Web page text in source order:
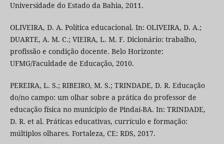
Universidade do Estado da Bahia, 2011.
OLIVEIRA, D. A. Política educacional. In: OLIVEIRA, D. A.;
DUARTE, A. M. C.; VIEIRA, L. M. F. Dicionário: trabalho,
profissão e condição docente. Belo Horizonte:
UFMG/Faculdade de Educação, 2010.
PEREIRA, L. S.; RIBEIRO, M. S.; TRINDADE, D. R. Educação
do/no campo: um olhar sobre a prática do professor de
educação física no município de Pindaí-BA. In: TRINDADE,
D. R. et al. Práticas educativas, currículo e formação:
múltiplos olhares. Fortaleza, CE: RDS, 2017.